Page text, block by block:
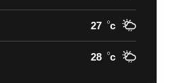
27 c
28 c